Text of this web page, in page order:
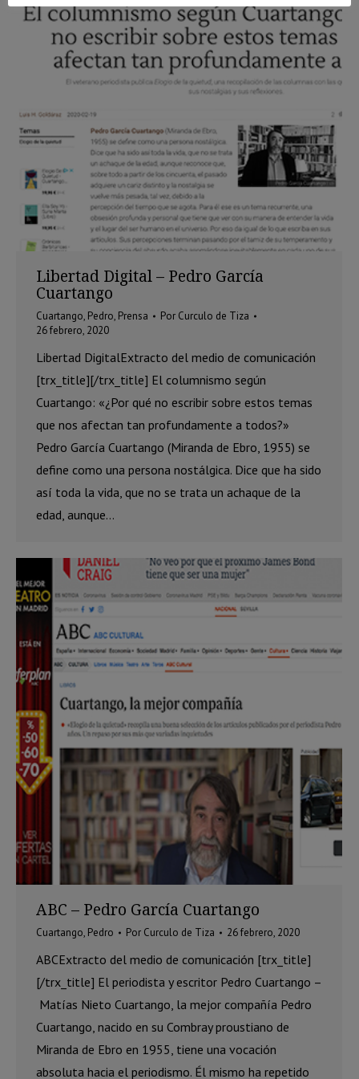
Libertad Digital – Pedro García
Cuartango
Cuartango, Pedro, Prensa Por Curculo de Tiza
26 febrero, 2020
Libertad DigitalExtracto del medio de comunicación
[trx_title][/trx_title] El columnismo según
Cuartango: «¿Por qué no escribir sobre estos temas
que nos afectan tan profundamente a todos?»
Pedro García Cuartango (Miranda de Ebro, 1955) se
define como una persona nostálgica. Dice que ha sido
así toda la vida, que no se trata un achaque de la
edad, aunque…
ABC – Pedro García Cuartango
Cuartango, Pedro Por Curculo de Tiza 26 febrero, 2020
ABCExtracto del medio de comunicación [trx_title]
[/trx_title] El periodista y escritor Pedro Cuartango –
Matías Nieto Cuartango, la mejor compañía Pedro
Cuartango, nacido en su Combray proustiano de
Miranda de Ebro en 1955, tiene una vocación
absoluta hacia el periodismo. Él mismo ha repetido